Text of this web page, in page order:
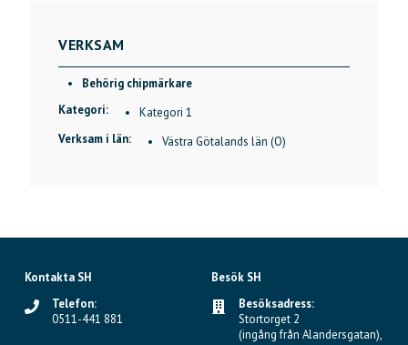
VERKSAM
Behörig chipmärkare
Kategori:
Kategori 1
Verksam i län:
Västra Götalands län (O)
Kontakta SH
Telefon:
0511-441 881
Besök SH
Besöksadress:
Stortorget 2
(ingång från Alandersgatan),